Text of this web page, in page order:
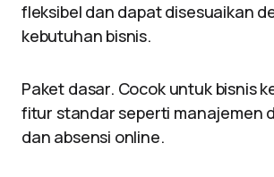
fleksibel dan dapat disesuaikan
kebutuhan bisnis.
Paket dasar. Cocok untuk bisnis
fitur standar seperti manajemen
dan absensi online.